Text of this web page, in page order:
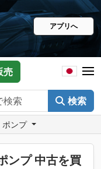
アプリへ
検索
売
ンプ
ンプ 中古を買